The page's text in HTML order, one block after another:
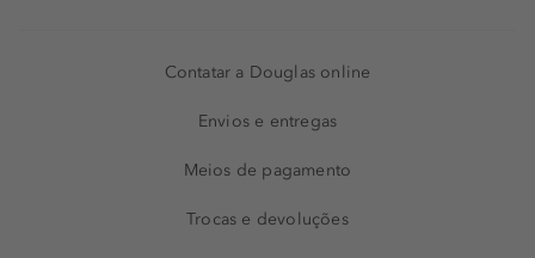
Contatar a Douglas online
Envios e entregas
Meios de pagamento
Trocas e devoluções